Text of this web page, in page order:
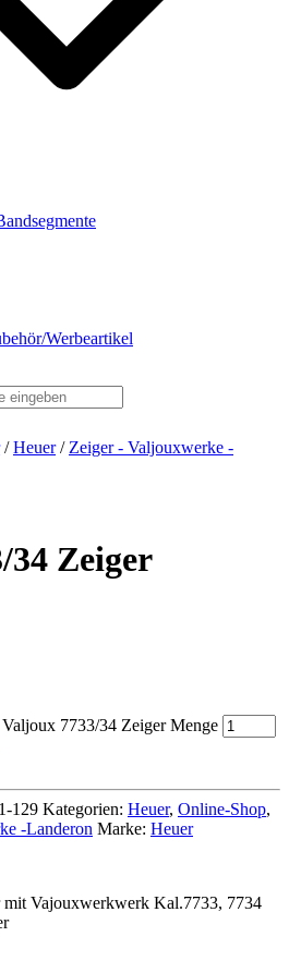
Werbeartikel
/Heuer/ Zeiger - Valjouxwerke -
34 Zeiger
Valjoux 7733/34 Zeiger Menge
129 Kategorien: Heuer, Online-Shop,
-Landeron Marke: Heuer
Vajouxwerkwerk Kal.7733, 7734